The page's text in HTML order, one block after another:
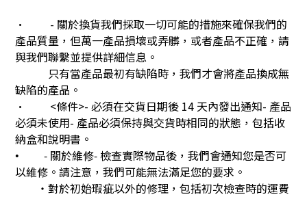
• - 關於換貨我們採取一切可能的措施來確保我們的
產品質量，但萬一產品損壞或弄髒，或者產品不正確，請
與我們聯繫並提供詳細信息。
只有當產品最初有缺陷時，我們才會將產品換成無
缺陷的產品。
• <條件>- 必須在交貨日期後 14 天內發出通知- 產品
必須未使用- 產品必須保持與交貨時相同的狀態，包括收
納盒和說明書。
• - 關於維修-檢查實際物品後，我們會通知您是否可
以維修。請注意，我們可能無法滿足您的要求。
‧對於初始瑕疵以外的修理，包括初次檢查時的運費